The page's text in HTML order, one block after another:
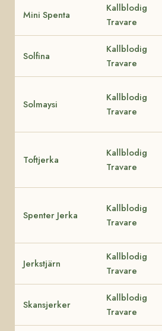
Mini Spenta
Kallblodig
Travare
Solfina
Kallblodig
Travare
Solmaysi
Kallblodig
Travare
Toftjerka
Kallblodig
Travare
Spenter Jerka
Kallblodig
Travare
Jerkstjärn
Kallblodig
Travare
Skansjerker
Kallblodig
Travare